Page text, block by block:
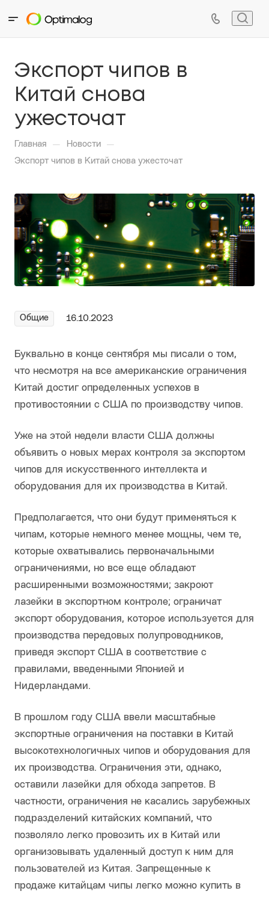
Экспорт чипов в
Китай снова
ужесточат
Главная — Новости —
Экспорт чипов в Китай снова ужесточат
Общие 16.10.2023
Буквально в конце сентября мы писали о том,
что несмотря на все американские ограничения
Китай достиг определенных успехов в
противостоянии с США по производству чипов.
Уже на этой недели власти США должны
объявить о новых мерах контроля за экспортом
чипов для искусственного интеллекта и
оборудования для их производства в Китай.
Предполагается, что они будут применяться к
чипам, которые немного менее мощны, чем те,
которые охватывались первоначальными
ограничениями, но все еще обладают
расширенными возможностями; закроют
лазейки в экспортном контроле; ограничат
экспорт оборудования, которое используется для
производства передовых полупроводников,
приведя экспорт США в соответствие с
правилами, введенными Японией и
Нидерландами.
В прошлом году США ввели масштабные
экспортные ограничения на поставки в Китай
высокотехнологичных чипов и оборудования для
их производства. Ограничения эти, однако,
оставили лазейки для обхода запретов. В
частности, ограничения не касались зарубежных
подразделений китайских компаний, что
позволяло легко провозить их в Китай или
организовывать удаленный доступ к ним для
пользователей из Китая. Запрещенные к
продаже китайцам чипы легко можно купить в